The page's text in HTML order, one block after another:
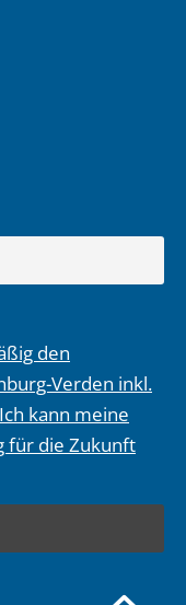
den
Verden inkl.
kann meine
für die Zukunft